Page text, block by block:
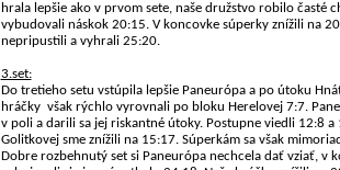
hrala lepšie ako v prvom sete, naše družstvo robilo časté
vybudovali náskok 20:15. V koncovke súperky znížili na
nepripustili a vyhrali 25:20.
3.set:
Do tretieho setu vstúpila lepšie Paneurópa a po útoku
hráčky však rýchlo vyrovnali po bloku Herelovej 7:7.
v poli a darili sa jej riskantné útoky. Postupne viedli 12:8
Golitkovej sme znížili na 15:17. Súperkám sa však
Dobre rozbehnutý set si Paneurópa nechcela dať vziať, v